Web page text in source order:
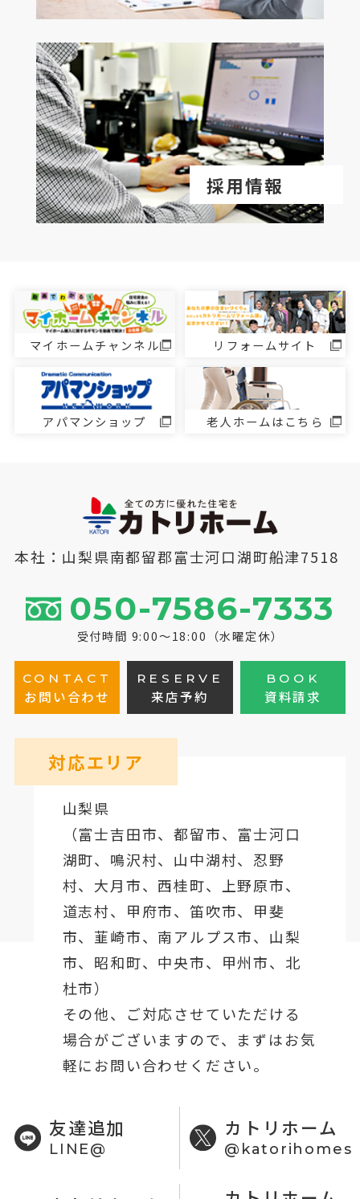
採用情報
マイホームチャンネル リフォームサイト
アパマンショップ 老人ホームはこちら
本社：山梨県南都留郡富士河口湖町船津7518
050-7586-7333
受付時間 9:00～18:00（水曜定休）
CONTACT
お問い合わせ
RESERVE
来店予約
BOOK
資料請求
対応エリア
山梨県
（富士吉田市、都留市、 富士河口
湖町、鳴沢村、山中湖村、忍野
村、 大月市、西桂町、上野原市、
道志村、 甲府市、笛吹市、甲斐
市、韮崎市、南アルプス市、山梨
市、昭和町、中央市、甲州市、北
杜市）
その他、ご対応させていただける
場合がございますので、まずはお気
軽にお問い合わせください。
友達追加
LINE@
カトリホーム
@katorihomes